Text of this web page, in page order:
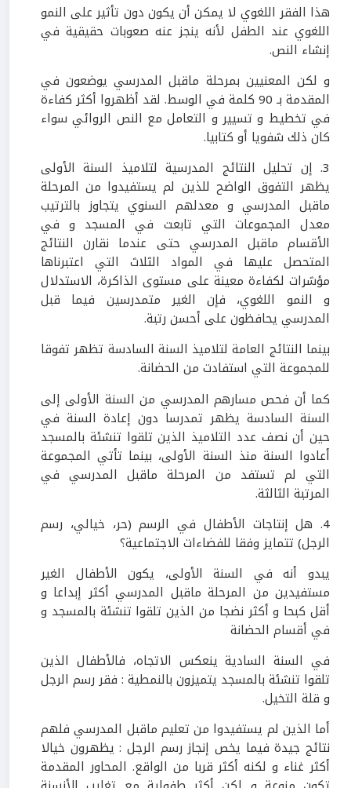
هذا الفقر اللغوي لا يمكن أن يكون دون تأثير على النمو
اللغوي عند الطفل لأنه ينجز عنه صعوبات حقيقية في
إنشاء النص.
و لكن المعنيين بمرحلة ماقبل المدرسي يوضعون في
المقدمة بـ 90 كلمة في الوسط. لقد أظهروا أكثر كفاءة
في تخطيط و تسيير و التعامل مع النص الروائي سواء
كان ذلك شفويا أو كتابيا.
3. إن تحليل النتائج المدرسية لتلاميذ السنة الأولى
يظهر التفوق الواضح للذين لم يستفيدوا من المرحلة
ماقبل المدرسي و معدلهم السنوي يتجاوز بالترتيب
معدل المجموعات التي تابعت في المسجد و في
الأقسام ماقبل المدرسي حتى عندما نقارن النتائج
المتحصل عليها في المواد الثلاث التي اعتبرناها
مؤشرات لكفاءة معينة على مستوى الذاكرة، الاستدلال
و النمو اللغوي، فإن الغير متمدرسين فيما قبل
المدرسي يحافظون على أحسن رتبة.
بينما النتائج العامة لتلاميذ السنة السادسة تظهر تفوقا
للمجموعة التي استفادت من الحضانة.
كما أن فحص مسارهم المدرسي من السنة الأولى إلى
السنة السادسة يظهر تمدرسا دون إعادة السنة في
حين أن نصف عدد التلاميذ الذين تلقوا تنشئة بالمسجد
أعادوا السنة منذ السنة الأولى، بينما تأتي المجموعة
التي لم تستفد من المرحلة ماقبل المدرسي في
المرتبة الثالثة.
4. هل إنتاجات الأطفال في الرسم (حر، خيالي، رسم
الرجل) تتمايز وفقا للفضاءات الاجتماعية؟
يبدو أنه في السنة الأولى، يكون الأطفال الغير
مستفيدين من المرحلة ماقبل المدرسي أكثر إبداعا و
أقل كبحا و أكثر نضجا من الذين تلقوا تنشئة بالمسجد و
في أقسام الحضانة
في السنة السادية ينعكس الاتجاه، فالأطفال الذين
تلقوا تنشئة بالمسجد يتميزون بالنمطية : فقر رسم الرجل
و قلة التخيل.
أما الذين لم يستفيدوا من تعليم ماقبل المدرسي فلهم
نتائج جيدة فيما يخص إنجاز رسم الرجل : يظهرون خيالا
أكثر غناء و لكنه أكثر قربا من الواقع. المحاور المقدمة